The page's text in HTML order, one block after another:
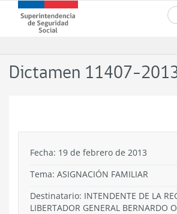
contenido
Superintendencia
de
-
Dictamen 11407-
Fecha: 19 de febrero de 2013
Tema: ASIGNACIÓN FAMILIAR
Destinatario: INTENDENTE DE LA
LIBERTADOR GENERAL BERNARDO